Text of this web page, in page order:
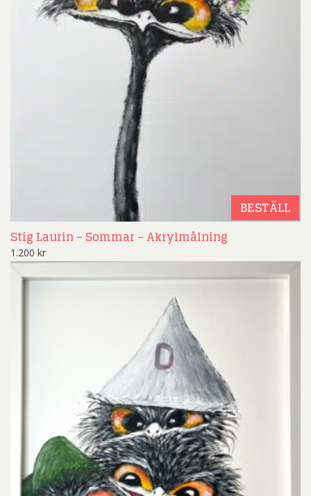
BESTÄLL
Stig Laurin – Sommar – Akrylmålning
1.200 kr